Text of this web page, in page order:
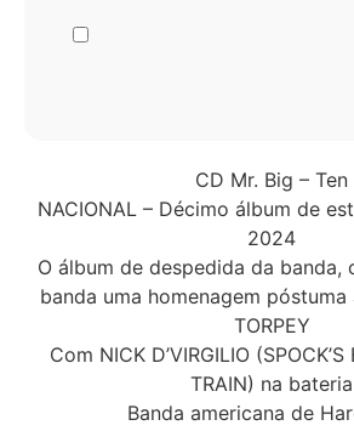
CD Mr. Big – Ten
NACIONAL – Décimo álbum de
2024
O álbum de despedida da banda,
banda uma homenagem póstuma
TORPEY
Com NICK D’VIRGILIO (SPOCK’S
TRAIN) na bateria
Banda americana de